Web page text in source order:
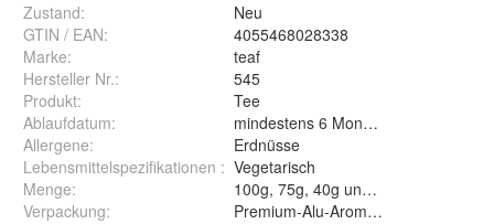
Zustand:
Neu
GTIN / EAN:
4055468028338
Marke:
teaf
Hersteller Nr.:
545
Produkt:
Tee
Ablaufdatum:
mindestens 6 Monate ab
Allergene:
Erdnüsse
Lebensmittelspezifikationen : Vegetarisch
Menge:
100g, 75g, 40g und 50g
Verpackung: Premium-Alu-Aromabeutel, Tea